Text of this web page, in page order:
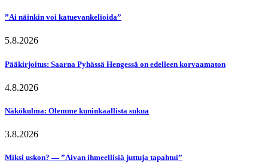
”Ai näinkin voi katuevankelioida”
5.8.2026
Pääkirjoitus: Saarna Pyhässä Hengessä on edelleen korvaamaton
4.8.2026
Näkökulma: Olemme kuninkaallista sukua
3.8.2026
Miksi uskon? — ”Aivan ihmeellisiä juttuja tapahtui”